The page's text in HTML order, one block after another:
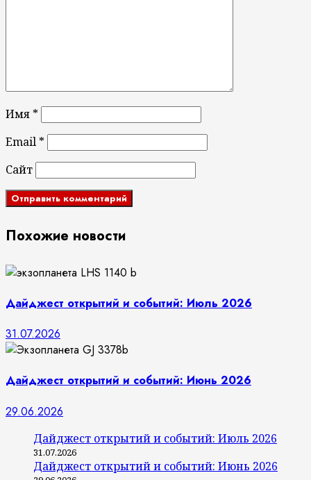
Имя *
Email *
Сайт
Похожие новости
Дайджест открытий и событий: Июль 2026
31.07.2026
Дайджест открытий и событий: Июнь 2026
29.06.2026
Дайджест открытий и событий: Июль 2026
31.07.2026
Дайджест открытий и событий: Июнь 2026